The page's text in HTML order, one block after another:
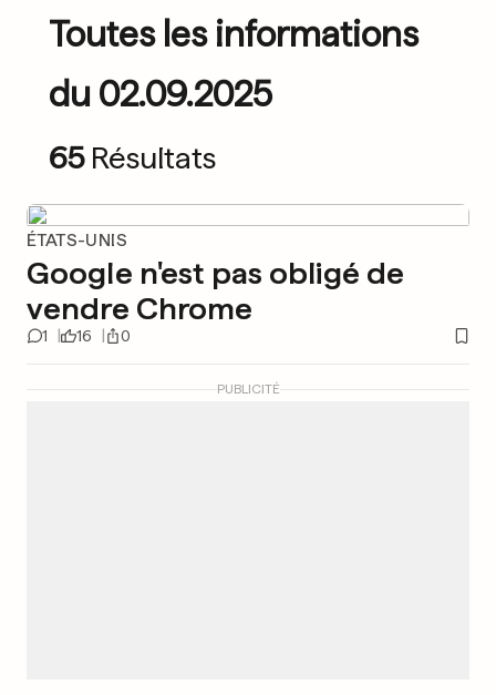
Toutes les informations
du 02.09.2025
65 Résultats
ÉTATS-UNIS
Google n'est pas obligé de
vendre Chrome
1 16 0
PUBLICITÉ